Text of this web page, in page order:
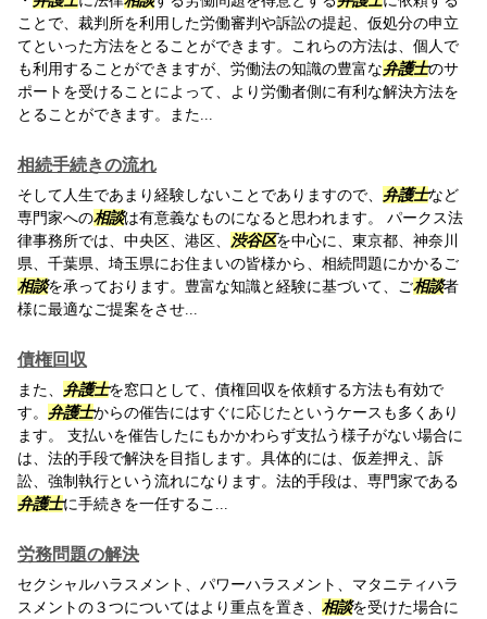
ことで、裁判所を利用した労働審判や訴訟の提起、仮処分の申立
てといった方法をとることができます。これらの方法は、個人で
も利用することができますが、労働法の知識の豊富な弁護士のサ
ポートを受けることによって、より労働者側に有利な解決方法を
とることができます。また...
相続手続きの流れ
そして人生であまり経験しないことでありますので、 弁護士など
専門家への相談は有意義なものになると思われます。 パークス法
律事務所では、中央区、港区、
渋谷区を中心に、東京都、神奈川
県、千葉県、埼玉県にお住まいの皆様から、相続問題にかかるご
相談を承っております。豊富な知識と経験に基づいて、ご相談者
様に最適なご提案をさせ...
債権回収
また、 弁護士を窓口として、債権回収を依頼する方法も有効で
す。 弁護士からの催告にはすぐに応じたというケースも多くあり
ます。 支払いを催告したにもかかわらず支払う様子がない場合に
は、法的手段で解決を目指します。具体的には、仮差押え、訴
訟、強制執行という流れになります。法的手段は、専門家である
弁護士に手続きを一任するこ...
労務問題の解決
セクシャルハラスメント、パワーハラスメント、マタニティハラ
スメントの３つについてはより重点を置き、 相談を受けた場合に